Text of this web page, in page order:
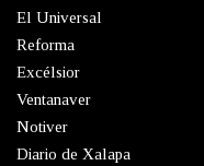
El Universal
Reforma
Excélsior
Ventanaver
Notiver
Diario de Xalapa